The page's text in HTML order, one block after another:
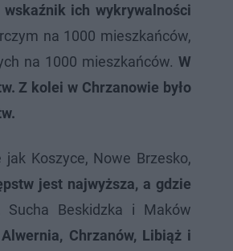
ich wykrywalności
na 1000 mieszkańców,
na 1000 mieszkańców. W
Z kolei w Chrzanowie było
Koszyce, Nowe Brzesko,
jest najwyższa, a gdzie
Beskidzka i Maków
Chrzanów, Libiąż i